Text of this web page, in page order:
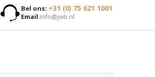
Bel ons: +31 (0) 75 621 1001
Email info@jwb.nl